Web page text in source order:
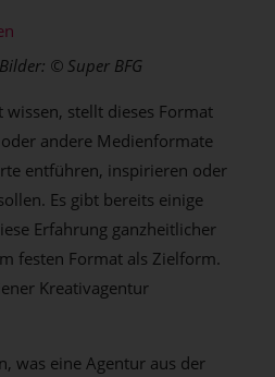
© Super BFG
wissen, stellt dieses Format
andere Medienformate
entführen, inspirieren oder
Es gibt bereits einige
Erfahrung ganzheitlicher
festen Format als Zielform.
Kreativagentur
was eine Agentur aus der